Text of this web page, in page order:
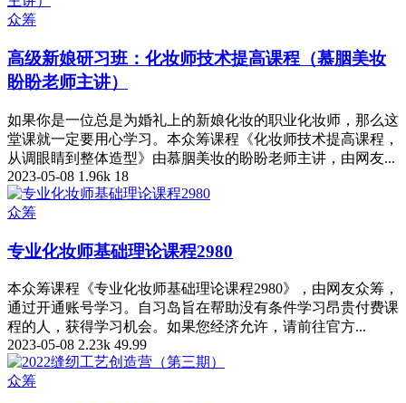
众筹
高级新娘研习班：化妆师技术提高课程（慕胭美妆
盼盼老师主讲）
如果你是一位总是为婚礼上的新娘化妆的职业化妆师，那么这
堂课就一定要用心学习。本众筹课程《化妆师技术提高课程，
从调眼睛到整体造型》由慕胭美妆的盼盼老师主讲，由网友...
2023-05-08 1.96k 18
众筹
专业化妆师基础理论课程2980
本众筹课程《专业化妆师基础理论课程2980》，由网友众筹，
通过开通账号学习。自习岛旨在帮助没有条件学习昂贵付费课
程的人，获得学习机会。如果您经济允许，请前往官方...
2023-05-08 2.23k 49.99
众筹